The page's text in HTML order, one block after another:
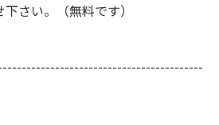
さい。（無料です）